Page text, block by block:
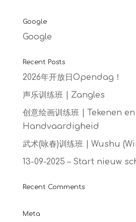
Google
Google
Recent Posts
2026年开放日Opendag！
声乐训练班 | Zangles
创意绘画训练班 | Tekenen en
Handvaardigheid
武术(咏春)训练班 | Wushu
13-09-2025 – Start nieuw
Recent Comments
Meta